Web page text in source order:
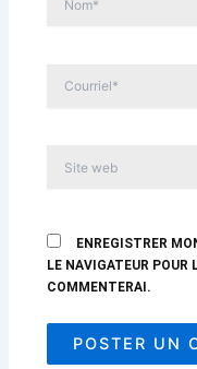
WEB
ENREGISTRER
LE NAVIGATEUR POUR
COMMENTERAI.